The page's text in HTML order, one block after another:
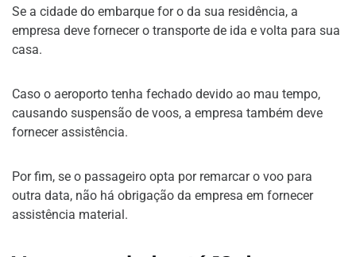
Se a cidade do embarque for o da sua residência, a
empresa deve fornecer o transporte de ida e volta para sua
casa.
Caso o aeroporto tenha fechado devido ao mau tempo,
causando suspensão de voos, a empresa também deve
fornecer assistência.
Por fim, se o passageiro opta por remarcar o voo para
outra data, não há obrigação da empresa em fornecer
assistência material.